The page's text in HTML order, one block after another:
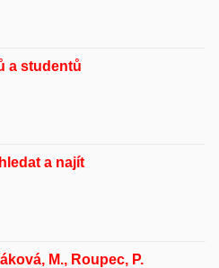
a studentů
a najít
M., Roupec, P.